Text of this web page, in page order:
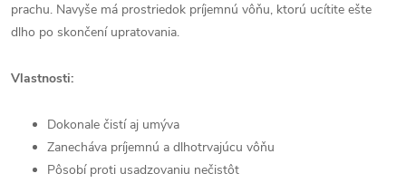
prachu. Navyše má prostriedok príjemnú vôňu, ktorú ucítite ešte
dlho po skončení upratovania.
Vlastnosti:
Dokonale čistí aj umýva
Zanecháva príjemnú a dlhotrvajúcu vôňu
Pôsobí proti usadzovaniu nečistôt